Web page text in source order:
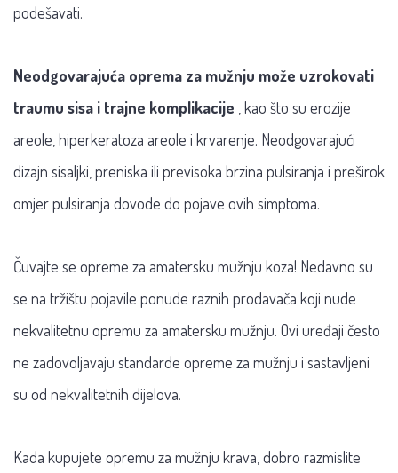
podešavati.
Neodgovarajuća oprema za mužnju može uzrokovati
traumu sisa i trajne komplikacije , kao što su erozije
areole, hiperkeratoza areole i krvarenje. Neodgovarajući
dizajn sisaljki, preniska ili previsoka brzina pulsiranja i preširok
omjer pulsiranja dovode do pojave ovih simptoma.
Čuvajte se opreme za amatersku mužnju koza! Nedavno su
se na tržištu pojavile ponude raznih prodavača koji nude
nekvalitetnu opremu za amatersku mužnju. Ovi uređaji često
ne zadovoljavaju standarde opreme za mužnju i sastavljeni
su od nekvalitetnih dijelova.
Kada kupujete opremu za mužnju krava, dobro razmislite